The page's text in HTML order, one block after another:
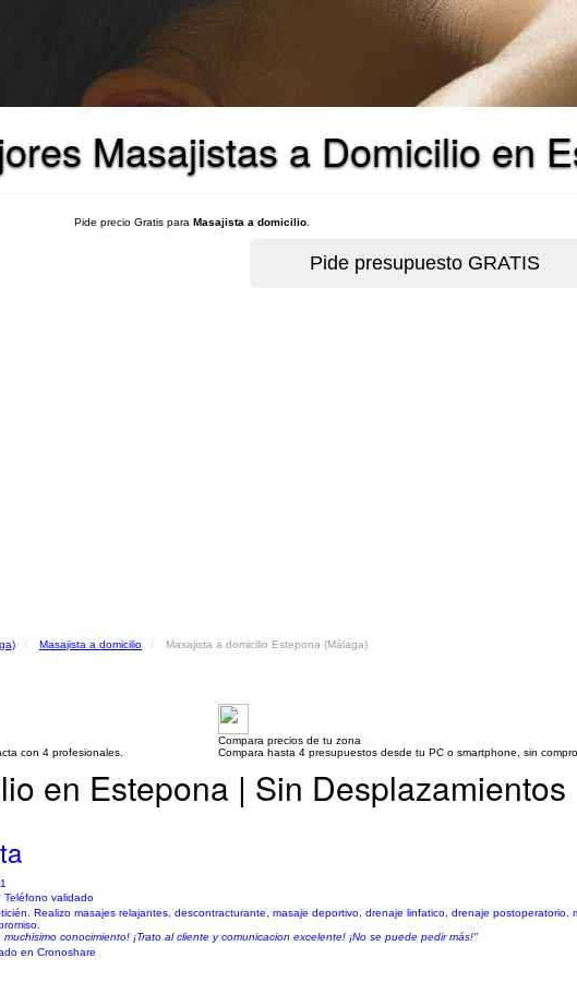
Masajistas a Domicilio en
Pide precio Gratis para Masajista a domicilio
Masajista a domicilio Masajista a domicilio Estepona (Málaga)
con 4 profesionales.
Compara precios de tu zona
Compara hasta 4 presupuestos desde tu PC o smartphone, sin
en Estepona | Sin Desplazamientos
Teléfono validado
Realizo masajes relajantes, descontracturante, masaje deportivo, drenaje linfatico, drenaje postoperatorio,
conocimiento! ¡Trato al cliente y comunicacion excelente! ¡No se puede pedir más!"
en Cronoshare